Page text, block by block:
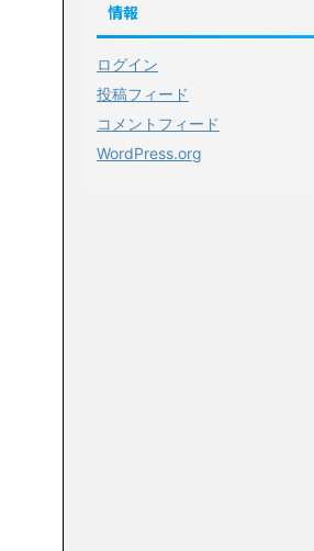
情報
ログイン
投稿フィード
コメントフィード
WordPress.org